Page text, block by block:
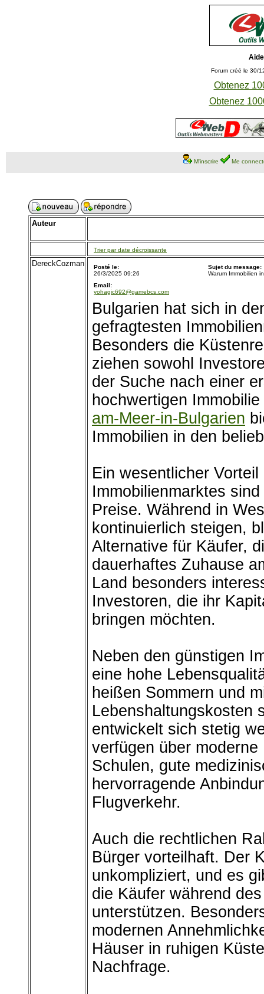
Forum créé le 30/
Obtenez
Obtenez
M'inscrire Me
Auteur
Trier par date décroissante
DereckCozman
Posté le:
26/3/2025 09:26
Sujet du message:
Warum Immobilien
Email:
yohagic692@gamebcs.com
Bulgarien hat sich in
gefragtesten
Besonders die
ziehen sowohl
der Suche nach einer
hochwertigen
am-Meer-in-Bulgarien
Immobilien in den
Ein wesentlicher
Immobilienmarktes
Preise. Während in
kontinuierlich steigen,
Alternative für Käufer,
dauerhaftes Zuhause
Land besonders
Investoren, die ihr
bringen möchten.
Neben den günstigen
eine hohe
heißen Sommern und
Lebenshaltungskosten
entwickelt sich stetig
verfügen über
Schulen, gute
hervorragende
Flugverkehr.
Auch die rechtlichen
Bürger vorteilhaft. Der
unkompliziert, und es
die Käufer während
unterstützen.
modernen
Häuser in ruhigen
Nachfrage.